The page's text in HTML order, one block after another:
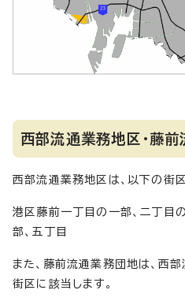
西部流通業務地区・藤
西部流通業務地区は、以下の街区
港区藤前一丁目の一部、二丁目
部、五丁目
また、藤前流通業務団地は、西
街区に該当します。